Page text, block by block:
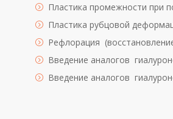
Пластика промежности при
Пластика рубцовой
Рефлорация
Введение аналогов
Введение аналогов